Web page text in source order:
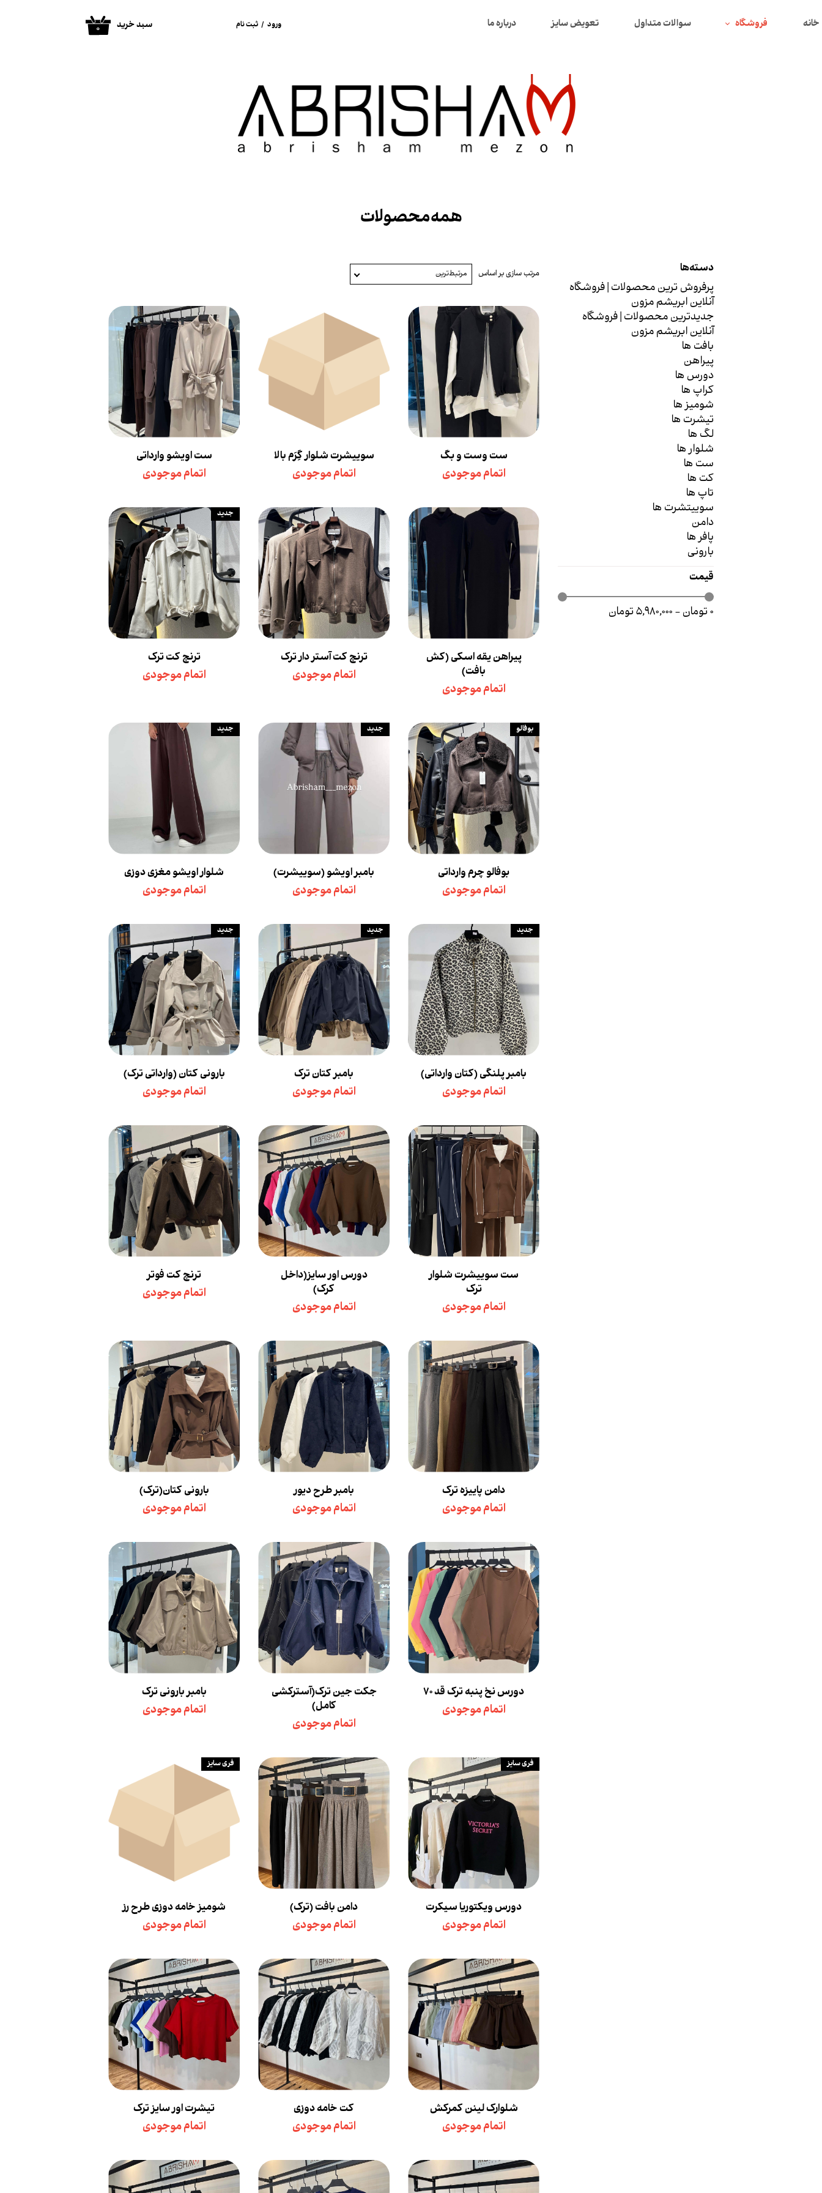
ورود / ثبت نام
سفارشات
خروج از حساب
کاربری
۰ سبد خرید خانه فروشگاه سوالات متداول تعویض سایز درباره ما
دسته‌ها
پرفروش ترین محصولات | فروشگاه
آنلاین ابریشم مزون
جدیدترین محصولات | فروشگاه
آنلاین ابریشم مزون
بافت ها
پیراهن
دورس ها
کراپ ها
شومیز ها
تیشرت ها
لگ ها
شلوار ها
ست ها
کت ها
تاپ ها
سوییتشرت ها
دامن
پافر ها
بارونی
قیمت
۰ تومان - ۵,۹۸۰,۰۰۰ تومان
مرتب سازی بر اساس مرتبط‌ترین
ست وست و بگ
اتمام موجودی
سوییشرت شلوار گِرَم بالا
اتمام موجودی
ست اویشو وارداتی
اتمام موجودی
پیراهن یقه اسکی (کش
بافت)
اتمام موجودی
ترنچ کت آستر دار ترک
اتمام موجودی
ترنچ کت ترک
اتمام موجودی
جدید
بوفالو چرم وارداتی
اتمام موجودی
بوفالو
بامبر اویشو (سوییشرت)
اتمام موجودی
جدید
شلوار اویشو مغزی دوزی
اتمام موجودی
جدید
بامبر پلنگی (کتان وارداتی)
اتمام موجودی
جدید
بامبر کتان ترک
اتمام موجودی
جدید
بارونی کتان (وارداتی ترک)
اتمام موجودی
جدید
ست سوییشرت شلوار
ترک
اتمام موجودی
دورس اور سایز(داخل
کرک)
اتمام موجودی
ترنچ کت فوتر
اتمام موجودی
دامن پاییزه ترک
اتمام موجودی
بامبر طرح دیور
اتمام موجودی
بارونی کتان(ترک)
اتمام موجودی
دورس نخ پنبه ترک قد ۷۰
اتمام موجودی
جکت جین ترک(آسترکشی
کامل)
اتمام موجودی
بامبر بارونی ترک
اتمام موجودی
دورس ویکتوریا سیکرت
اتمام موجودی
فری سایز
دامن بافت (ترک)
اتمام موجودی
شومیز خامه دوزی طرح رز
اتمام موجودی
فری سایز
شلوارک لینن کمرکش
اتمام موجودی
کت خامه دوزی
اتمام موجودی
تیشرت اور سایز ترک
اتمام موجودی
همه محصولات